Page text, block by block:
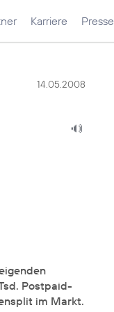
Karriere Presse
14.05.2008
Postpaid-
im Markt.